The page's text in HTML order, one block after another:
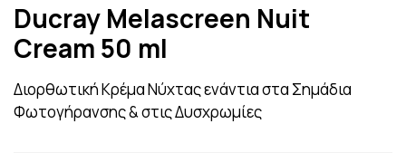
Ducray Melascreen Nuit
Cream 50 ml
Διορθωτική Κρέμα Νύχτας ενάντια στα Σημάδια
Φωτογήρανσης & στις Δυσχρωμίες